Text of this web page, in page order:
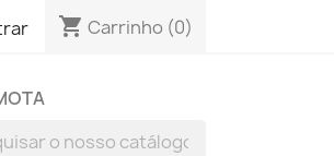
shopping_cart Carrinho (0)